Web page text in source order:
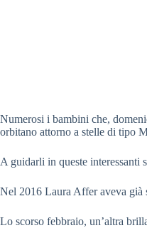
Numerosi i bambini che,
orbitano attorno a stelle di tipo
A guidarli in queste interessanti
Nel 2016 Laura Affer aveva già
Lo scorso febbraio, un’altra